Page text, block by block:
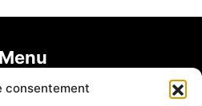
consentement
Menu